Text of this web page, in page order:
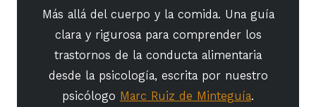
Más allá del cuerpo y la comida. Una guía
clara y rigurosa para comprender los
trastornos de la conducta alimentaria
desde la psicología, escrita por nuestro
psicólogo Marc Ruiz de Minteguía.